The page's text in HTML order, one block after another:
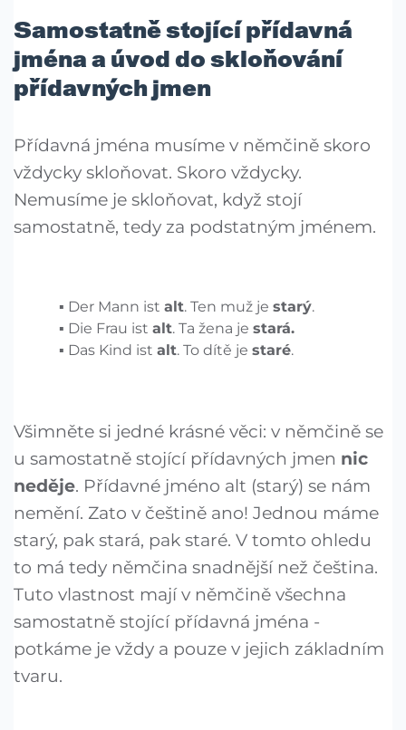
Samostatně stojící přídavná
jména a úvod do skloňování
přídavných jmen
Přídavná jména musíme v němčině skoro
vždycky skloňovat. Skoro vždycky.
Nemusíme je skloňovat, když stojí
samostatně, tedy za podstatným jménem.
Der Mann ist alt. Ten muž je starý.
Die Frau ist alt. Ta žena je stará.
Das Kind ist alt. To dítě je staré.
Všimněte si jedné krásné věci: v němčině se
u samostatně stojící přídavných jmen nic
neděje. Přídavné jméno alt (starý) se nám
nemění. Zato v češtině ano! Jednou máme
starý, pak stará, pak staré. V tomto ohledu
to má tedy němčina snadnější než čeština.
Tuto vlastnost mají v němčině všechna
samostatně stojící přídavná jména -
potkáme je vždy a pouze v jejich základním
tvaru.